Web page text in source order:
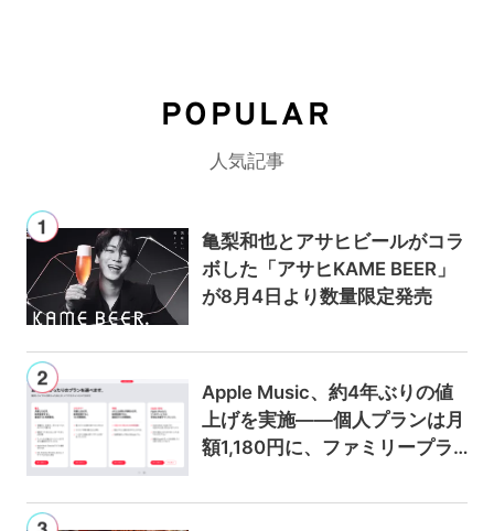
POPULAR
人気記事
亀梨和也とアサヒビールがコラ
ボした「アサヒKAME BEER」
が8月4日より数量限定発売
Apple Music、約4年ぶりの値
上げを実施——個人プランは月
額1,180円に、ファミリープラ